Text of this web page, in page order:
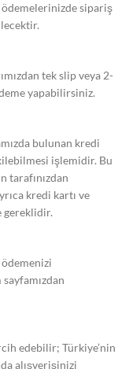
sipariş
tek slip veya 2-
yapabilirsiniz.
bulunan kredi
işlemidir. Bu
tarafınızdan
kredi kartı ve
gereklidir.
ödemenizi
edebilir; Türkiye’nin
alışverişinizi